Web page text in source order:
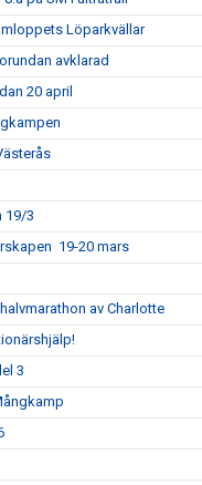
Löparkvällar
avklarad
20 april
19/3
19-20 mars
av Charlotte
3